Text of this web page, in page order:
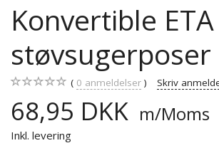
Konvertible ETA
støvsugerposer
0 anmeldelser Skriv
68,95 DKK m/Moms
Inkl. levering